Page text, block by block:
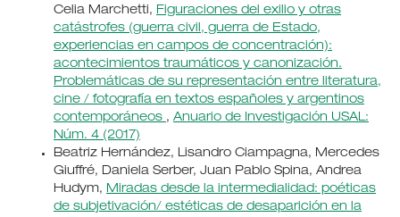
Celia Marchetti, Figuraciones del exilio y otras
catástrofes (guerra civil, guerra de Estado,
experiencias en campos de concentración):
acontecimientos traumáticos y canonización.
Problemáticas de su representación entre literatura,
cine / fotografía en textos españoles y argentinos
contemporáneos , Anuario de Investigación USAL:
Núm. 4 (2017)
Beatriz Hernández, Lisandro Ciampagna, Mercedes
Giuffré, Daniela Serber, Juan Pablo Spina, Andrea
Hudym, Miradas desde la intermedialidad: poéticas
de subjetivación/ estéticas de desaparición en la